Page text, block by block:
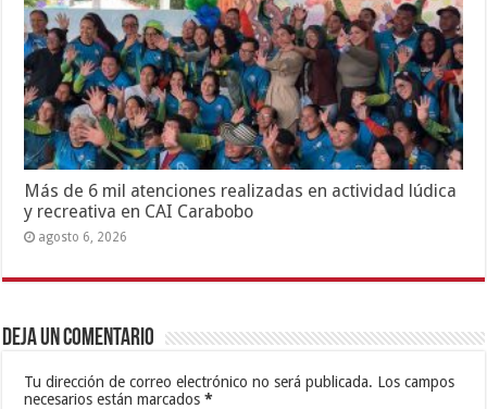
Más de 6 mil atenciones realizadas en actividad lúdica
y recreativa en CAI Carabobo
agosto 6, 2026
Deja un comentario
Tu dirección de correo electrónico no será publicada. Los campos
necesarios están marcados*